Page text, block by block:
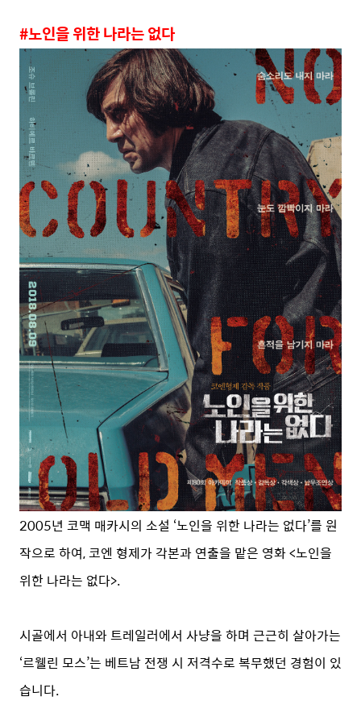
#노인을 위한 나라는 없다
2005년 코맥 매카시의 소설 ‘노인을 위한 나라는 없다’를 원
작으로 하여, 코엔 형제가 각본과 연출을 맡은 영화 <노인을
위한 나라는 없다>.
시골에서 아내와 트레일러에서 사냥을 하며 근근히 살아가는
‘르웰린 모스’는 베트남 전쟁 시 저격수로 복무했던 경험이 있
습니다.